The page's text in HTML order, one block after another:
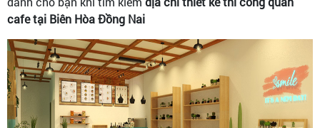
cafe tại Biên Hòa Đồng Nai